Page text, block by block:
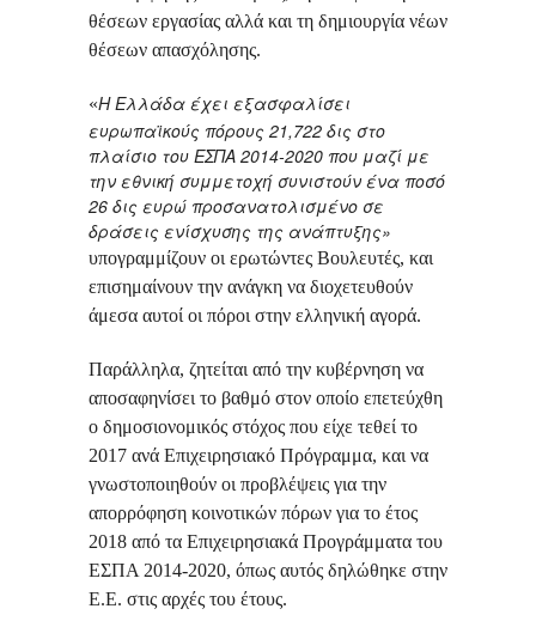
θέσεων εργασίας αλλά και τη δημιουργία νέων
θέσεων απασχόλησης.
«Η Ελλάδα έχει εξασφαλίσει
ευρωπαϊκούς πόρους 21,722 δις στο
πλαίσιο του ΕΣΠΑ 2014-2020 που μαζί με
την εθνική συμμετοχή συνιστούν ένα ποσό
26 δις ευρώ προσανατολισμένο σε
δράσεις ενίσχυσης της ανάπτυξης»
υπογραμμίζουν οι ερωτώντες Βουλευτές, και
επισημαίνουν την ανάγκη να διοχετευθούν
άμεσα αυτοί οι πόροι στην ελληνική αγορά.
Παράλληλα, ζητείται από την κυβέρνηση να
αποσαφηνίσει το βαθμό στον οποίο επετεύχθη
ο δημοσιονομικός στόχος που είχε τεθεί το
2017 ανά Επιχειρησιακό Πρόγραμμα, και να
γνωστοποιηθούν οι προβλέψεις για την
απορρόφηση κοινοτικών πόρων για το έτος
2018 από τα Επιχειρησιακά Προγράμματα του
ΕΣΠΑ 2014-2020, όπως αυτός δηλώθηκε στην
Ε.Ε. στις αρχές του έτους.